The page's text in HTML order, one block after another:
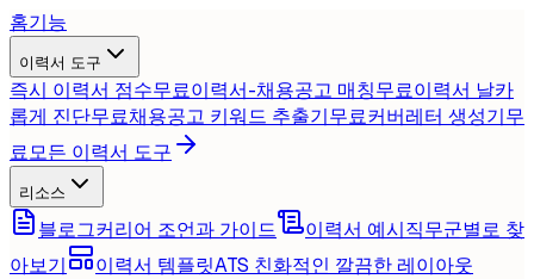
홈기능
이력서 도구
즉시 이력서 점수무료이력서-채용공고 매칭무료이력서 날카
롭게 진단무료채용공고 키워드 추출기무료커버레터 생성기무
료모든 이력서 도구
리소스
블로그커리어 조언과 가이드 이력서 예시직무군별로 찾
아보기
이력서 템플릿ATS 친화적인 깔끔한 레이아웃